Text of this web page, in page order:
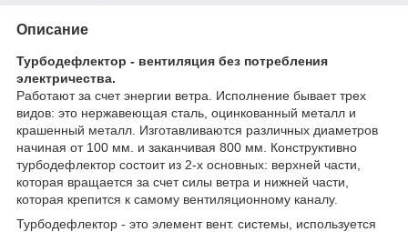
Описание
Турбодефлектор - вентиляция без потребления
электричества.
Работают за счет энергии ветра. Исполнение бывает трех
видов: это нержавеющая сталь, оцинкованный металл и
крашенный металл. Изготавливаются различных диаметров
начиная от 100 мм. и заканчивая 800 мм. Конструктивно
турбодефлектор состоит из 2-х основных: верхней части,
которая вращается за счет силы ветра и нижней части,
которая крепится к самому вентиляционному каналу.
Турбодефлектор - это элемент вент. системы, используется